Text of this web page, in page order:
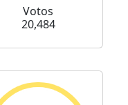
Votos
20,484